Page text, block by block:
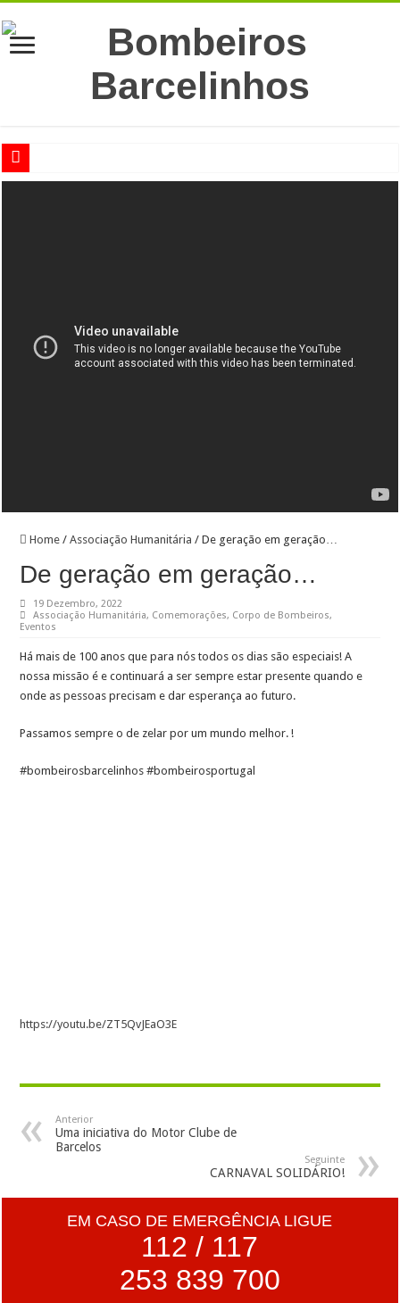
Participação de Falecimento
Participação de Falecimento
Home / Associação Humanitária / De geração em geração…
De geração em geração…
19 Dezembro, 2022
Associação Humanitária, Comemorações, Corpo de Bombeiros,
Eventos
Há mais de 100 anos que para nós todos os dias são especiais! A
nossa missão é e continuará a ser sempre estar presente quando e
onde as pessoas precisam e dar esperança ao futuro.
Passamos sempre o de zelar por um mundo melhor. !
#bombeirosbarcelinhos #bombeirosportugal
https://youtu.be/ZT5QvJEaO3E
Anterior
Uma iniciativa do Motor Clube de
Barcelos
Seguinte
CARNAVAL SOLIDÁRIO!
EM CASO DE EMERGÊNCIA LIGUE
112 / 117
253 839 700